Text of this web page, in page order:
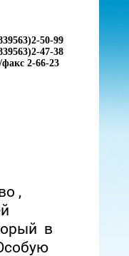
50-99
47-38
факс 2-66-23
,
в